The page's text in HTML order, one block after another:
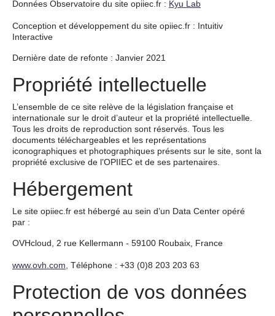
Données Observatoire du site opiiec.fr : Kyu Lab
Conception et développement du site opiiec.fr : Intuitiv
Interactive
Dernière date de refonte : Janvier 2021
Propriété intellectuelle
L’ensemble de ce site relève de la législation française et
internationale sur le droit d’auteur et la propriété intellectuelle.
Tous les droits de reproduction sont réservés. Tous les
documents téléchargeables et les représentations
iconographiques et photographiques présents sur le site, sont la
propriété exclusive de l’OPIIEC et de ses partenaires.
Hébergement
Le site opiiec.fr est hébergé au sein d’un Data Center opéré
par :
OVHcloud, 2 rue Kellermann - 59100 Roubaix, France
www.ovh.com , Téléphone : +33 (0)8 203 203 63
Protection de vos données